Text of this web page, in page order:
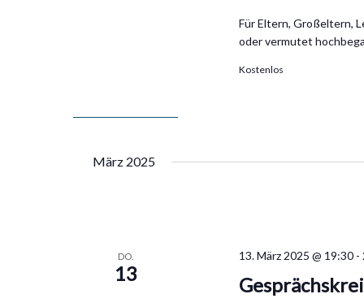
Für Eltern, Großeltern,
oder vermutet
Kostenlos
März 2025
DO.
13
13. März 2025 @ 19:30 -